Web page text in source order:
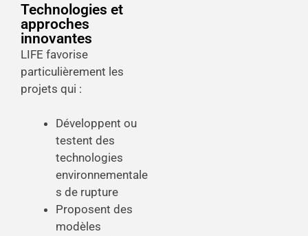
Technologies et
approches
innovantes
LIFE favorise
particulièrement les
projets qui :
Développent ou
testent des
technologies
environnementale
s de rupture
Proposent des
modèles